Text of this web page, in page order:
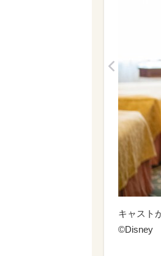
キャスト
©Disney